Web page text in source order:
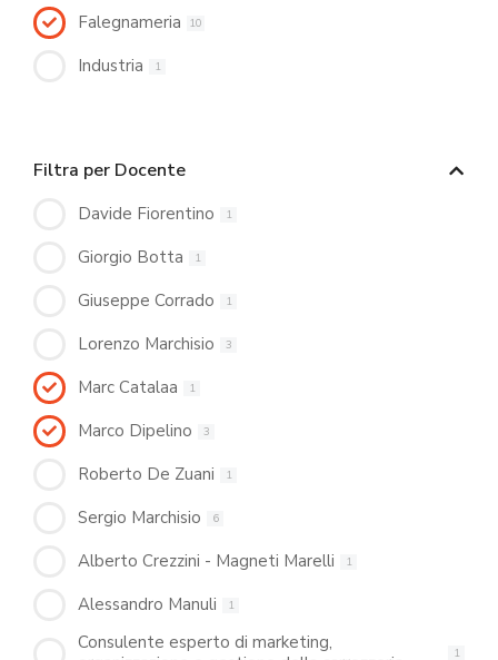
Falegnameria 10
Industria 1
Filtra per Docente
Davide Fiorentino 1
Giorgio Botta 1
Giuseppe Corrado 1
Lorenzo Marchisio 3
Marc Catalaa 1
Marco Dipelino 3
Roberto De Zuani 1
Sergio Marchisio 6
Alberto Crezzini - Magneti Marelli 1
Alessandro Manuli 1
Consulente esperto di marketing,
1